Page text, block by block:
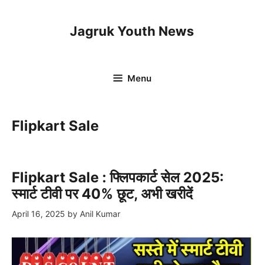
Jagruk Youth News
Menu
Flipkart Sale
Flipkart Sale : फ्लिपकार्ट सेल 2025:
स्मार्ट टीवी पर 40% छूट, अभी खरीदें
April 16, 2025 by Anil Kumar